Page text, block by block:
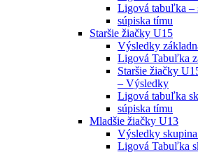
Ligová tabuľka –
súpiska tímu
Staršie žiačky U15
Výsledky
Ligová Tabuľka
Staršie žiačky
– Výsledky
Ligová tabuľka
súpiska tímu
Mladšie žiačky U13
Výsledky
Ligová Tabuľka